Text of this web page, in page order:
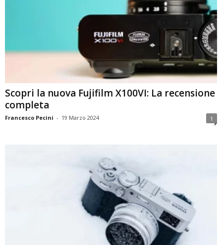
Scopri la nuova Fujifilm X100VI: La recensione
completa
Francesco Pecini - 19 Marzo 2024 1